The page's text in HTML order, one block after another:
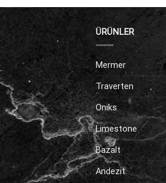
ÜRÜNLER
Mermer
Traverten
Oniks
Limestone
Bazalt
Andezit